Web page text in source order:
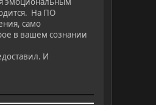
На ПО
само
в вашем сознании
И